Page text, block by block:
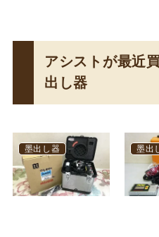
アシストが最近
出し器
墨出し器 墨出